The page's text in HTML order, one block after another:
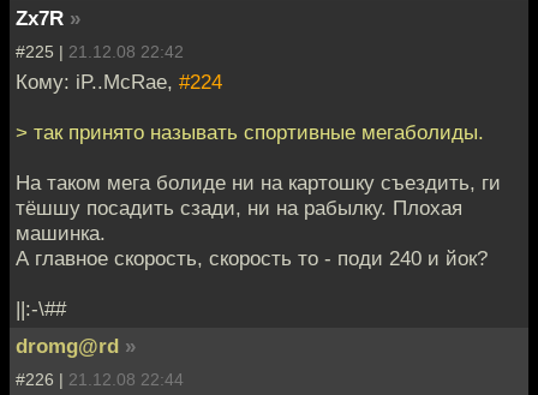
Zx7R »
#225 | 21.12.08 22:42
Кому: iP..McRae, #224
> так принято называть спортивные мегаболиды.
На таком мега болиде ни на картошку съездить, ги
тёшшу посадить сзади, ни на рабылку. Плохая
машинка.
А главное скорость, скорость то - поди 240 и йок?
||:-\##
dromg@rd »
#226 | 21.12.08 22:44